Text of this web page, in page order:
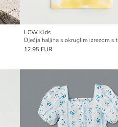
LCW Kids
12.95 EUR